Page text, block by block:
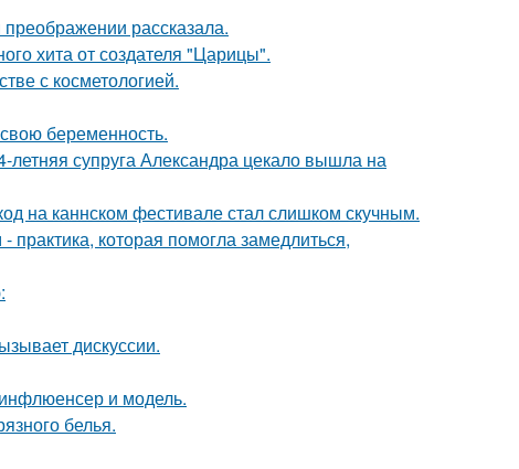
рассказала.
хита от создателя "Царицы".
с косметологией.
беременность.
супруга Александра цекало вышла на
на каннском фестивале стал слишком скучным.
которая помогла замедлиться,
дискуссии.
и модель.
белья.